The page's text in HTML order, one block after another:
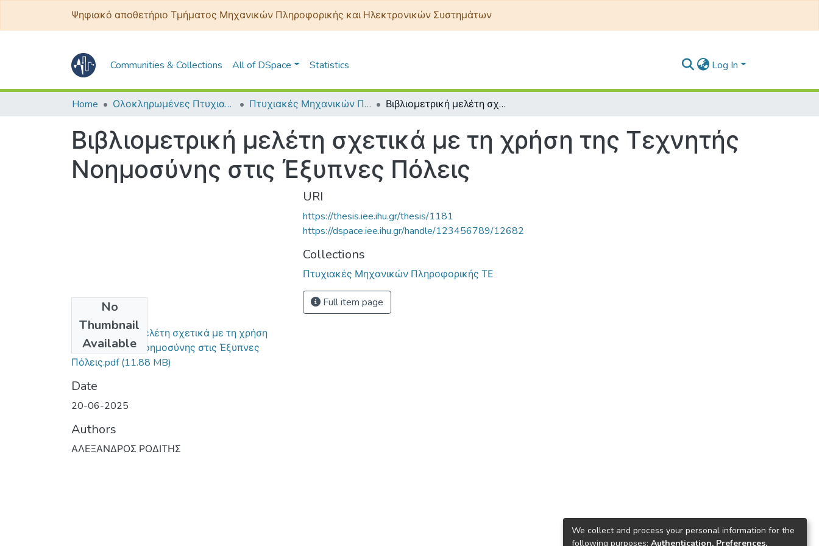
Ψηφιακό αποθετήριο Τμήματος Μηχανικών Πληροφορικής και Ηλεκτρονικών Συστημάτων
Communities & Collections All of DSpace Statistics Log In
Home Ολοκληρωμένες Πτυχιακές - Διπλωματικές Πτυχιακές Μηχανικών Πληροφορικής ΤΕ Βιβλιομετρική μελέτη σχετικά με τη χρήση της Τεχνητής Νοημοσύνης στις Έξυπνες Πόλεις
Βιβλιομετρική μελέτη σχετικά με τη χρήση της Τεχνητής
Νοημοσύνης στις Έξυπνες Πόλεις
No
Thumbnail
Available
Βιβλιομετρική μελέτη σχετικά με τη χρήση
της Τεχνητής Νοημοσύνης στις Έξυπνες
Πόλεις.pdf(11.88 MB)
Date
20-06-2025
Authors
ΑΛΕΞΑΝΔΡΟΣ ΡΟΔΙΤΗΣ
URI
https://thesis.iee.ihu.gr/thesis/1181
https://dspace.iee.ihu.gr/handle/123456789/12682
Collections
Πτυχιακές Μηχανικών Πληροφορικής ΤΕ
Full item page
We collect and process your personal information for the
following purposes: Authentication, Preferences,